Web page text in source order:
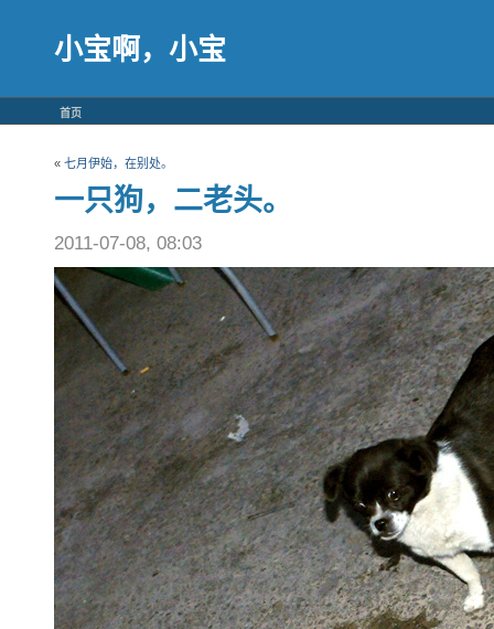
小宝啊，小宝
首页
« 七月伊始，在别处。
一只狗，二老头。
2011-07-08, 08:03